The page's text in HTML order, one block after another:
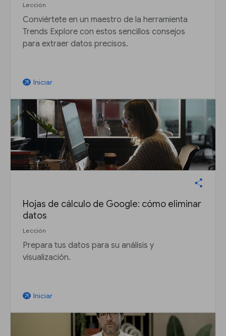
Lección
Conviértete en un maestro de la herramienta
Trends Explore con estos sencillos consejos
para extraer datos precisos.
arrow_outward Iniciar
Hojas de cálculo de Google: cómo eliminar
datos
Lección
Prepara tus datos para su análisis y
visualización.
arrow_outward Iniciar